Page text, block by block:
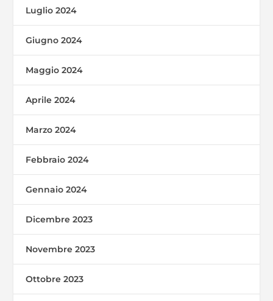
Luglio 2024
Giugno 2024
Maggio 2024
Aprile 2024
Marzo 2024
Febbraio 2024
Gennaio 2024
Dicembre 2023
Novembre 2023
Ottobre 2023